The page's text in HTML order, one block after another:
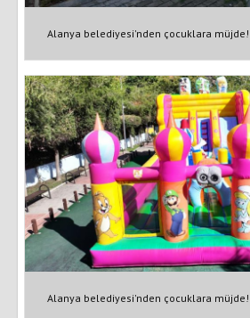
Alanya belediyesi'nden çocuklara
Alanya belediyesi'nden çocuklara